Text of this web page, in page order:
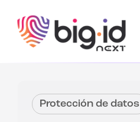
Protección de datos